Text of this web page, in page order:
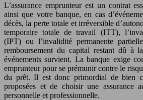
L’assurance emprunteur est un contrat
ainsi que votre banque, en cas
décès, la perte totale et irréversible
temporaire totale de travail (ITT),
(IPT) ou l’invalidité permanente
remboursement du capital restant dû à
événements survient. La banque exige
emprunteur pour se prémunir contre le
du prêt. Il est donc primordial de bien
proposées et de choisir une assurance
personnelle et professionnelle.